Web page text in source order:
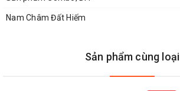
Nam Châm Đất Hiếm
Sản phẩm cùng loại